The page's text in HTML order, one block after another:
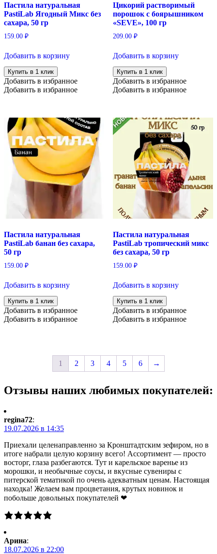
Пастила натуральная
PastiLab Ягодный Микс без
сахара, 50 гр
159.00 ₽
Добавить в корзину
Купить в 1 клик
Добавить в избранное
Добавить в избранное
Цикорий растворимый
порошок с боярышником
«SEVE», 100 гр
209.00 ₽
Добавить в корзину
Купить в 1 клик
Добавить в избранное
Добавить в избранное
Пастила натуральная
PastiLab банан без сахара,
50 гр
159.00 ₽
Добавить в корзину
Купить в 1 клик
Добавить в избранное
Добавить в избранное
Пастила натуральная
PastiLab тропический микс
без сахара, 50 гр
159.00 ₽
Добавить в корзину
Купить в 1 клик
Добавить в избранное
Добавить в избранное
1 2 3 4 5 6 →
Отзывы наших любимых покупателей:
regina72:
19.07.2026 в 14:35
Приехали целенаправленно за Кронштадтским зефиром, но в
итоге набрали целую корзину всего! Ассортимент — просто
восторг, глаза разбегаются. Тут и карельское варенье из
морошки, и необычные соусы, и вкусные сувениры с
питерской тематикой по очень адекватным ценам. Настоящая
находка! Желаем вам процветания, крутых новинок и
побольше довольных покупателей ❤
Арина:
18.07.2026 в 22:00